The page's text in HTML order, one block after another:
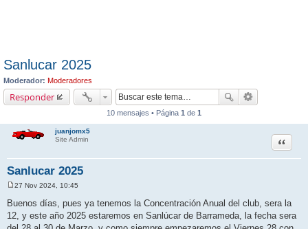
Sanlucar 2025
Moderador: Moderadores
Responder
10 mensajes • Página 1 de 1
juanjomx5
Site Admin
Sanlucar 2025
Citar
e
n
s
a
27 Nov 2024, 10:45
Buenos días, pues ya tenemos la Concentración Anual del club, sera la
12, y este año 2025 estaremos en Sanlúcar de Barrameda, la fecha sera